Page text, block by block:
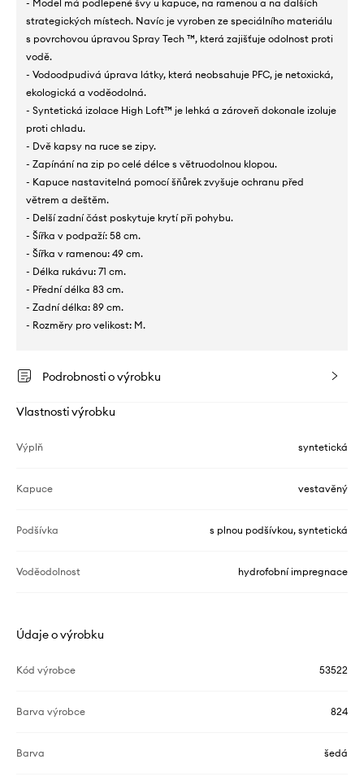
- Model má podlepené švy u kapuce, na ramenou a na dalších
strategických místech. Navíc je vyroben ze speciálního materiálu
s povrchovou úpravou Spray Tech ™, která zajišťuje odolnost proti
vodě.
- Vodoodpudivá úprava látky, která neobsahuje PFC, je netoxická,
ekologická a voděodolná.
- Syntetická izolace High Loft™ je lehká a zároveň dokonale izoluje
proti chladu.
- Dvě kapsy na ruce se zipy.
- Zapínání na zip po celé délce s větruodolnou klopou.
- Kapuce nastavitelná pomocí šňůrek zvyšuje ochranu před
větrem a deštěm.
- Delší zadní část poskytuje krytí při pohybu.
- Šířka v podpaží: 58 cm.
- Šířka v ramenou: 49 cm.
- Délka rukávu: 71 cm.
- Přední délka 83 cm.
- Zadní délka: 89 cm.
- Rozměry pro velikost: M.
Podrobnosti o výrobku
Vlastnosti výrobku
Výplň syntetická
Kapuce vestavěný
Podšívka s plnou podšívkou, syntetická
Voděodolnost hydrofobní impregnace
Údaje o výrobku
Kód výrobce 53522
Barva výrobce 824
Barva šedá